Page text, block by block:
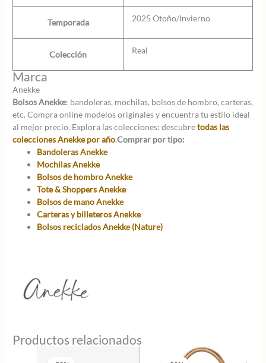
Temporada 2025 Otoño/Invierno
Colección Real
Marca
Anekke
Bolsos Anekke: bandoleras, mochilas, bolsos de hombro, carteras,
etc. Compra online modelos originales y encuentra tu estilo ideal
al mejor precio. Explora las colecciones: descubretodas las
colecciones Anekke por año.Comprar por tipo:
Bandoleras Anekke
Mochilas Anekke
Bolsos de hombro Anekke
Tote & Shoppers Anekke
Bolsos de mano Anekke
Carteras y billeteros Anekke
Bolsos reciclados Anekke (Nature)
Productos relacionados